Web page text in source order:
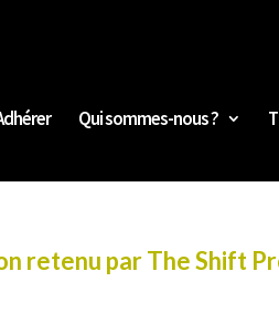
Qui sommes-nous ?
retenu par The Shift